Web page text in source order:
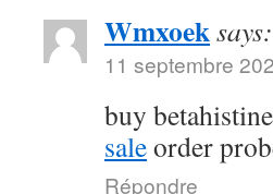
Wmxoeksays:
11 septembre
buy
saleorder
Répondre